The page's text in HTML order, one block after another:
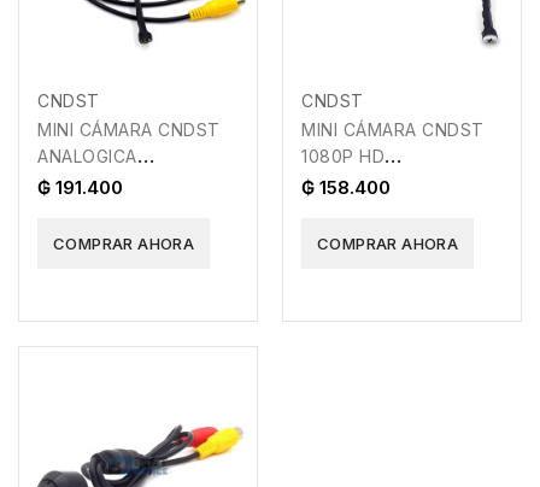
CNDST
MINI CÁMARA CNDST
ANALOGICA
X00299RRV1
₲ 191.400
COMPRAR AHORA
CNDST
MINI CÁMARA CNDST
1080P HD
X0024BOTW9
₲ 158.400
COMPRAR AHORA